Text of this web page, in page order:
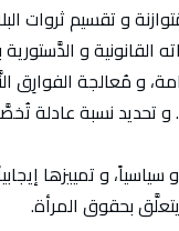
و تقسيم
و
و مُعالجة الفوارِق
نسبة عادلة
و سياسياً، و تمييزها
بحقوق المرأة.